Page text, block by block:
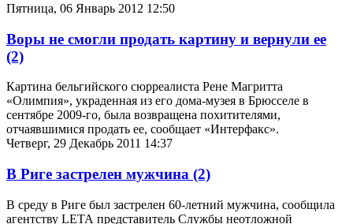
Пятница, 06 Январь 2012 12:50
Воры не смогли продать картину и вернули ее
(2)
Картина бельгийского сюрреалиста Рене Магритта
«Олимпия», украденная из его дома-музея в Брюсселе в
сентябре 2009-го, была возвращена похитителями,
отчаявшимися продать ее, сообщает «Интерфакс».
Четверг, 29 Декабрь 2011 14:37
В Риге застрелен мужчина (2)
В среду в Риге был застрелен 60-летний мужчина, сообщила
агентству LЕТА представитель Службы неотложной